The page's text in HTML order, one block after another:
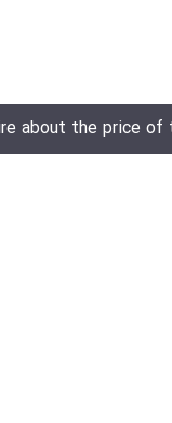
about the price of